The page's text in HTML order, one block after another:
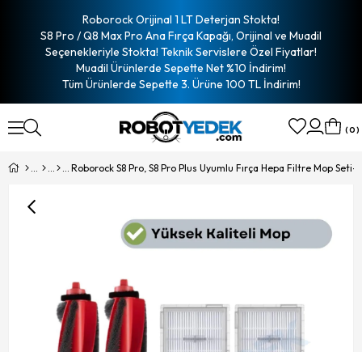
Roborock Orijinal 1 LT Deterjan Stokta!
S8 Pro / Q8 Max Pro Ana Fırça Kapağı, Orijinal ve Muadil
Seçenekleriyle Stokta! Teknik Servislere Özel Fiyatlar!
Muadil Ürünlerde Sepette Net %10 İndirim!
Tüm Ürünlerde Sepette 3. Ürüne 100 TL İndirim!
0
Roborock S8 Pro, S8 Pro Plus Uyumlu Fırça Hepa Filtre Mop Seti-